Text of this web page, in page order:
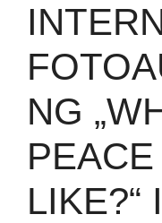
NG
LIKE?“